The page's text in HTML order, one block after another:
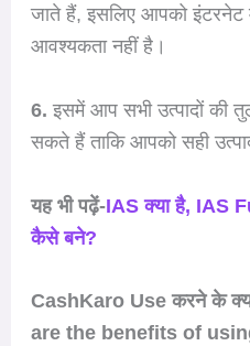
जाते हैं, इसलिए आपको
आवश्यकता नहीं है।
6. इसमें आप सभी उत्पादों की
सकते हैं ताकि आपको सही
यह भी पढ़ें-IAS क्या है, IAS
कैसे बने?
CashKaro Use करने के
are the benefits of